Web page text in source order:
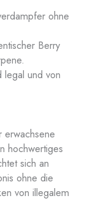
ohne
Berry
legal und von
erwachsene
hochwertiges
sich an
ohne die
von illegalem